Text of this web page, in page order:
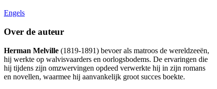
Engels
Over de auteur
Herman Melville (1819-1891) bevoer als matroos de wereldzeeën,
hij werkte op walvisvaarders en oorlogsbodems. De ervaringen die
hij tijdens zijn omzwervingen opdeed verwerkte hij in zijn romans
en novellen, waarmee hij aanvankelijk groot succes boekte.